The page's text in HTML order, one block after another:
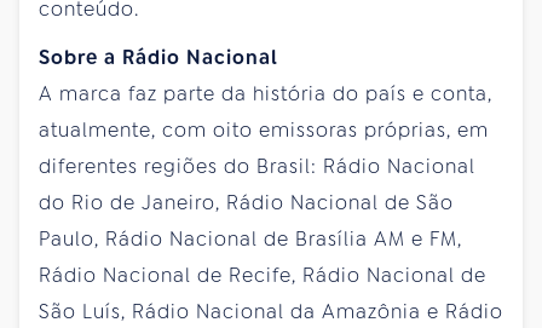
conteúdo.
Sobre a Rádio Nacional
A marca faz parte da história do país e conta,
atualmente, com oito emissoras próprias, em
diferentes regiões do Brasil: Rádio Nacional
do Rio de Janeiro, Rádio Nacional de São
Paulo, Rádio Nacional de Brasília AM e FM,
Rádio Nacional de Recife, Rádio Nacional de
São Luís, Rádio Nacional da Amazônia e Rádio